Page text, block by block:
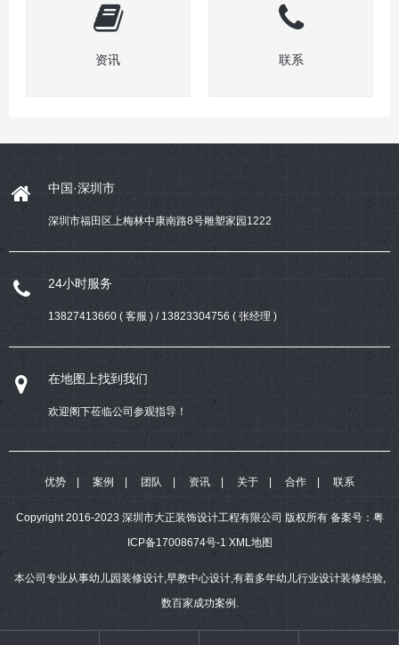
资讯 联系
中国·深圳市
深圳市福田区上梅林中康南路8号雕塑家园1222
24小时服务
13827413660 ( 客服 ) / 13823304756 ( 张经理 )
在地图上找到我们
欢迎阁下莅临公司参观指导！
优势 案例 团队 资讯 关于 合作 联系
Copyright 2016-2023 深圳市大正装饰设计工程有限公司 版权所有 备案号： 粤
ICP备17008674号-1 XML地图
本公司专业从事幼儿园装修设计,早教中心设计,有着多年幼儿行业设计装修经验,
数百家成功案例.